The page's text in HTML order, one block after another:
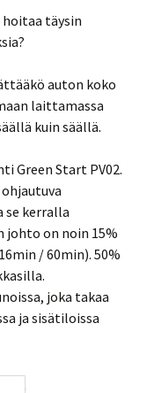
täysin
auton koko
laittamassa
kuin säällä.
Green Start PV02.
se kerralla
johto on noin 15%
/ 60min). 50%
joka takaa
ja sisätiloissa